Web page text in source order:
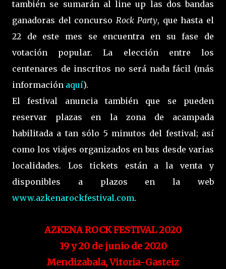
también se sumarán al line up las dos bandas
ganadoras del concurso Rock Party, que hasta el
22 de este mes se encuentra en su fase de
votación popular. La elección entre los
centenares de inscritos no será nada fácil (más
información aquí).
El festival anuncia también que se pueden
reservar plazas en la zona de acampada
habilitada a tan sólo 5 minutos del festival; así
como los viajes organizados en bus desde varias
localidades. Los tickets están a la venta y
disponibles a plazos en la web
www.azkenarockfestival.com.
AZKENA ROCK FESTIVAL 2020
19 y 20 de junio de 2020
Mendizabala, Vitoria-Gasteiz